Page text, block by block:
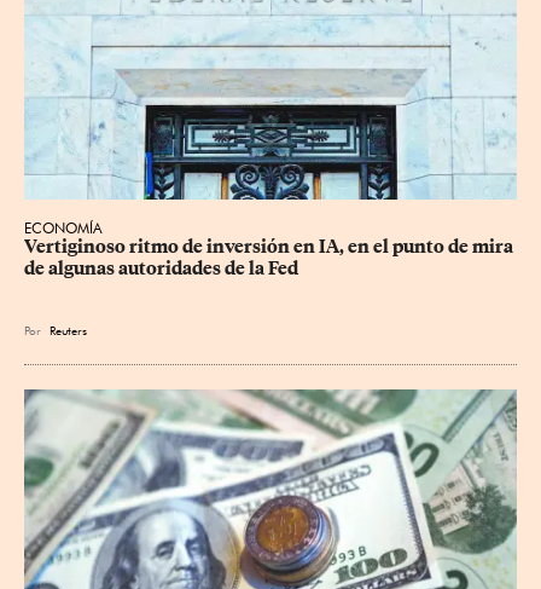
ECONOMÍA
Vertiginoso ritmo de inversión en IA, en el punto de mira
de algunas autoridades de la Fed
Por Reuters